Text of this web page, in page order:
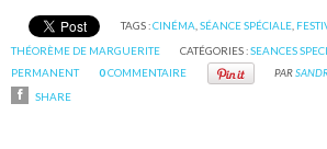
TAGS :CINÉMA SÉANCE SPÉCIALE,
THÉORÈME DE MARGUERITE
CATÉGORIES :SEANCES
PERMANENT
0COMMENTAIRE PAR
SHARE